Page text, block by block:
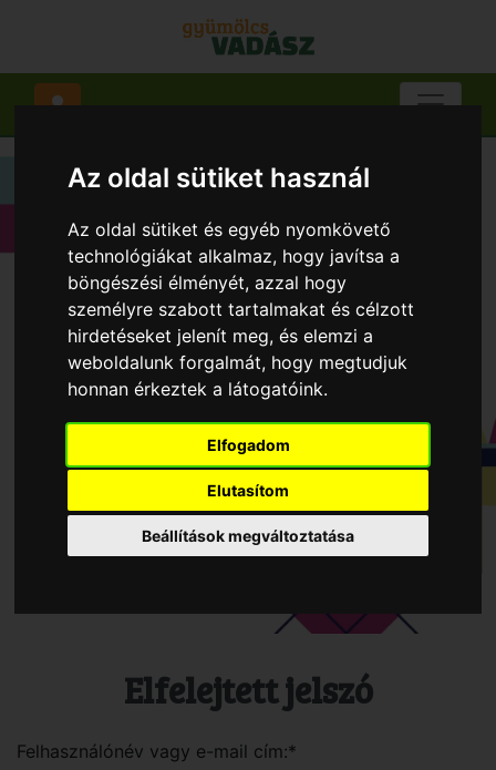
Az oldal sütiket használ
Az oldal sütiket és egyéb nyomkövető
technológiákat alkalmaz, hogy javítsa a
böngészési élményét, azzal hogy
személyre szabott tartalmakat és célzott
hirdetéseket jelenít meg, és elemzi a
weboldalunk forgalmát, hogy megtudjuk
honnan érkeztek a látogatóink.
Elfogadom
Elutasítom
Beállítások megváltoztatása
Elfelejtett jelszó
Felhasználónév vagy e-mail cím:*